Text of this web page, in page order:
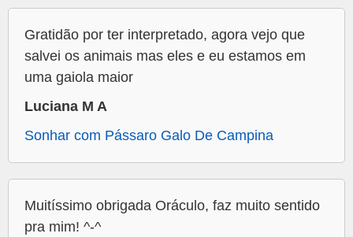
Gratidão por ter interpretado, agora vejo que
salvei os animais mas eles e eu estamos em
uma gaiola maior
Luciana M A
Sonhar com Pássaro Galo De Campina
Muitíssimo obrigada Oráculo, faz muito sentido
pra mim! ^-^